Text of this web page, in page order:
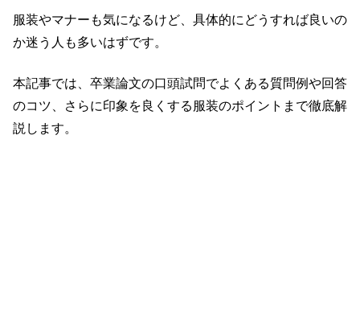
服装やマナーも気になるけど、具体的にどうすれば良いの
か迷う人も多いはずです。
本記事では、卒業論文の口頭試問でよくある質問例や回答
のコツ、さらに印象を良くする服装のポイントまで徹底解
説します。